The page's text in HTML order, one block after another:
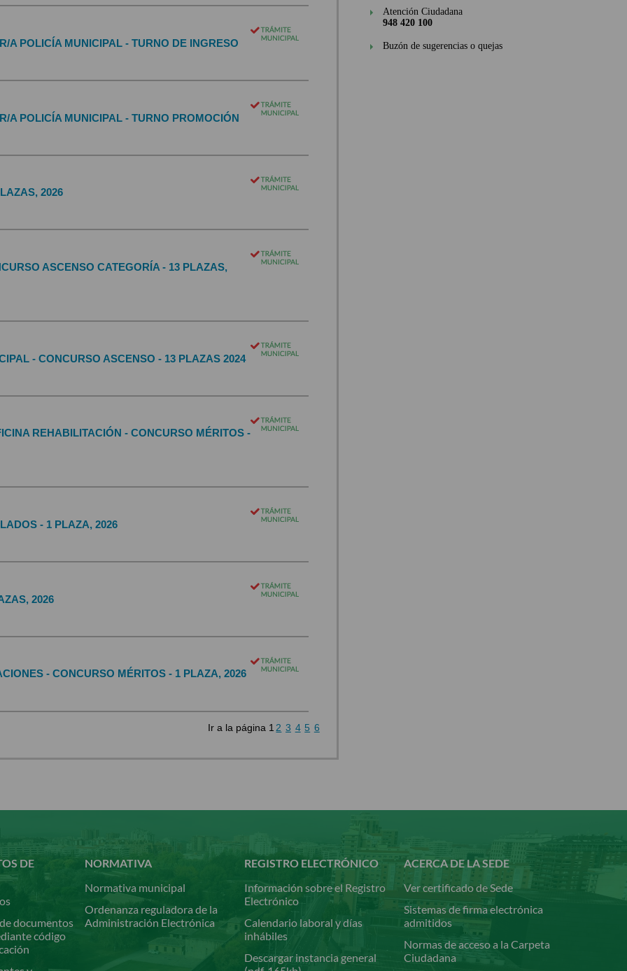
A POLICÍA MUNICIPAL - TURNO DE INGRESO
A POLICÍA MUNICIPAL - TURNO PROMOCIÓN
2026
ASCENSO CATEGORÍA - 13 PLAZAS,
- CONCURSO ASCENSO - 13 PLAZAS 2024
REHABILITACIÓN - CONCURSO MÉRITOS -
- 1 PLAZA, 2026
2026
- CONCURSO MÉRITOS - 1 PLAZA, 2026
Ir a la página 1 2 3 4 5 6
Atención Ciudadana
948 420 100
Buzón de sugerencias o quejas
DE
documentos
código
NORMATIVA
Normativa municipal
Ordenanza reguladora de la
Administración Electrónica
REGISTRO ELECTRÓNICO
Información sobre el Registro
Electrónico
Calendario laboral y días
inhábiles
Descargar instancia general
ACERCA DE LA SEDE
Ver certificado de Sede
Sistemas de firma electrónica
admitidos
Normas de acceso a la Carpeta
Ciudadana